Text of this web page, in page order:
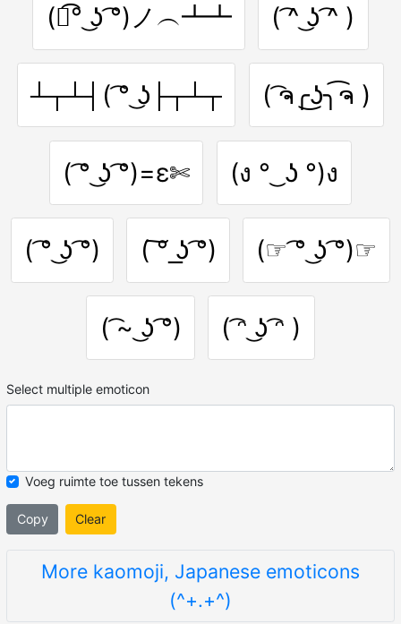
(ノ͡° ͜ʖ ͡°)ノ︵┻┻ ( ͡^ ͜ʖ ͡^ )
┴┬┴┤( ͡° ͜ʖ├┬┴┬ ( ͡ຈ╭͜ʖ╮͡ຈ )
( ͡° ͜ʖ ͡°)=ε✄ (ง ° ͜ ʖ °)ง
( ͡° ͜ʖ ͡°) ( ͠° ͟ʖ ͡°) (☞ ͡° ͜ʖ ͡°)☞
( ͡~ ͜ʖ ͡°) ( ͡ᵔ ͜ʖ ͡ᵔ )
Select multiple emoticon
Voeg ruimte toe tussen tekens
Copy Clear
More kaomoji, Japanese emoticons
(^+.+^)